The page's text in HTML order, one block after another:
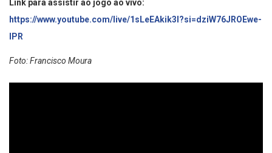
Link para assistir ao jogo ao vivo:
https://www.youtube.com/live/1sLeEAkik3I?si=dziW76JROEwe-
lPR
Foto: Francisco Moura